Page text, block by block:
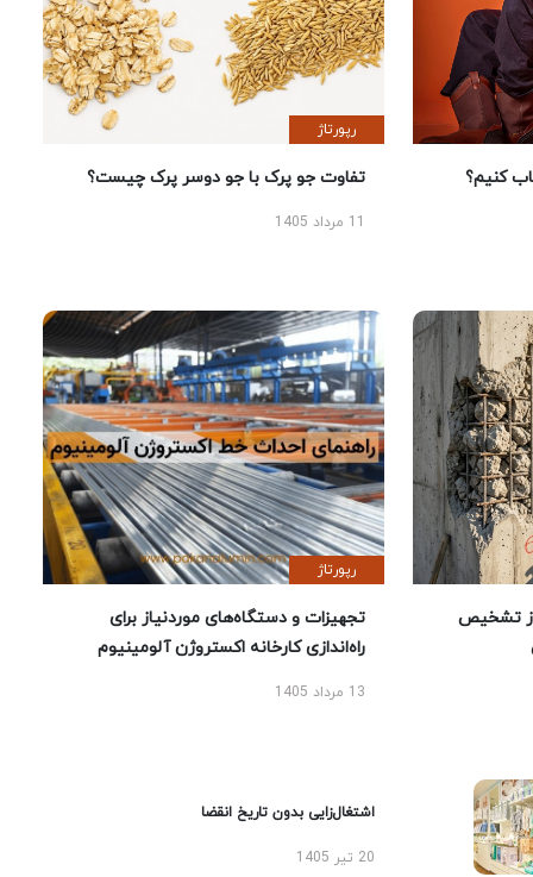
کنیم؟
رپورتاژ
تفاوت جو پرک با جو دوسر پرک چیست؟
تشخیص
رپورتاژ
تجهیزات و دستگاه‌های موردنیاز برای
راه‌اندازی کارخانه اکستروژن آلومینیوم
13 مرداد 1405
اشتغال‌زایی بدون تاریخ انقضا
20 تیر 1405